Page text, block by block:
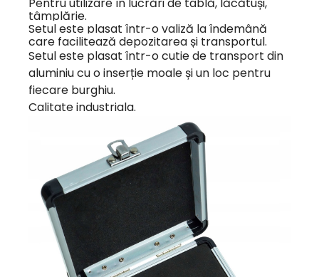
tâmplărie.
Setul este plasat într-o valiză la îndemână
care facilitează depozitarea și transportul.
Setul este plasat într-o cutie de transport din
aluminiu cu o inserție moale și un loc pentru
fiecare burghiu.
Calitate industriala.